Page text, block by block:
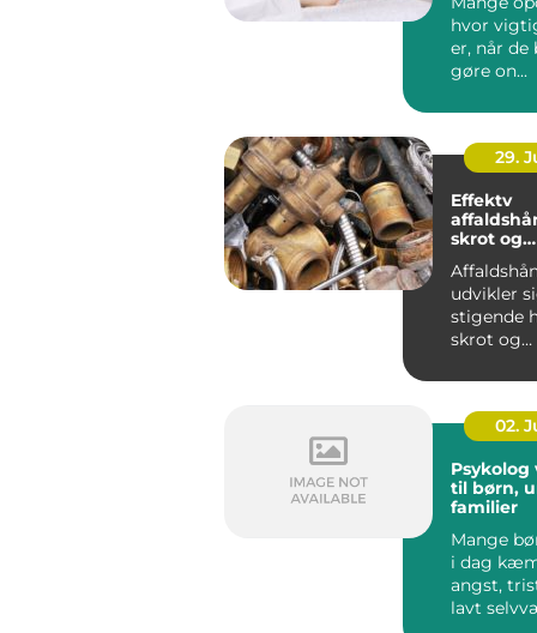
hvor
er, når de
gøre on...
29.
Effektv
skrot og
udvikler
stigende
skrot og
stramme...
02.
Psykolog
til børn,
familier
Mange
i dag
angst,
lavt